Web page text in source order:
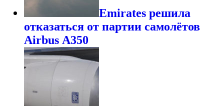
Emirates решила
отказаться от партии самолётов
Airbus А350